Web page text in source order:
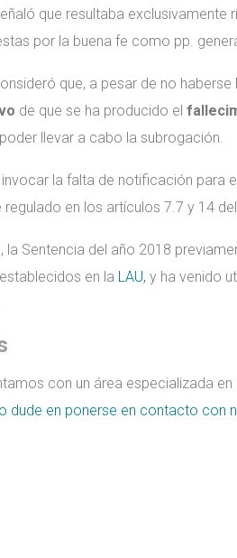
que resultaba
por la buena fe como pp.
que, a pesar de no
de que se ha producido el
llevar a cabo la subrogación.
la falta de notificación para
en los artículos 7.7 y 14 del
la Sentencia del año 2018
establecidos en la LAU, y ha venido
con un área especializada
dude en ponerse en contacto con